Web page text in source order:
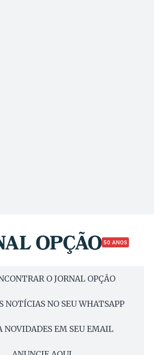
50 ANOS
O JORNAL OPÇÃO
NOTÍCIAS NO SEU WHATSAPP
NOVIDADES EM SEU EMAIL